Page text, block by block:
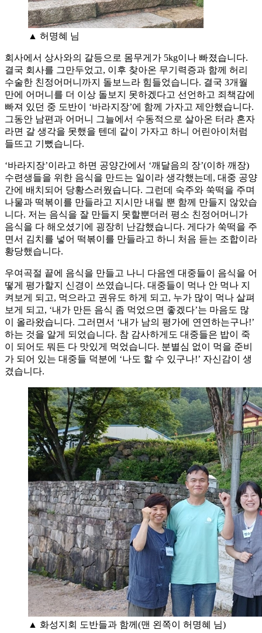
▲ 허명혜 님
회사에서 상사와의 갈등으로 몸무게가 5kg이나 빠졌습니다.
결국 회사를 그만두었고, 이후 찾아온 무기력증과 함께 허리
수술한 친정어머니까지 돌보느라 힘들었습니다. 결국 3개월
만에 어머니를 더 이상 돌보지 못하겠다고 선언하고 죄책감에
빠져 있던 중 도반이 ‘바라지장’에 함께 가자고 제안했습니다.
그동안 남편과 어머니 그늘에서 수동적으로 살아온 터라 혼자
라면 갈 생각을 못했을 텐데 같이 가자고 하니 어린아이처럼
들뜨고 기뻤습니다.
‘바라지장’이라고 하면 공양간에서 ‘깨달음의 장’(이하 깨장)
수련생들을 위한 음식을 만드는 일이라 생각했는데, 대중 공양
간에 배치되어 당황스러웠습니다. 그런데 숙주와 쑥떡을 주며
나물과 떡볶이를 만들라고 지시만 내릴 뿐 함께 만들지 않았습
니다. 저는 음식을 잘 만들지 못할뿐더러 평소 친정어머니가
음식을 다 해오셨기에 굉장히 난감했습니다. 게다가 쑥떡을 주
면서 김치를 넣어 떡볶이를 만들라고 하니 처음 듣는 조합이라
황당했습니다.
우여곡절 끝에 음식을 만들고 나니 다음엔 대중들이 음식을 어
떻게 평가할지 신경이 쓰였습니다. 대중들이 먹나 안 먹나 지
켜보게 되고, 먹으라고 권유도 하게 되고, 누가 많이 먹나 살펴
보게 되고, ‘내가 만든 음식 좀 먹었으면 좋겠다’는 마음도 많
이 올라왔습니다. 그러면서 ‘내가 남의 평가에 연연하는구나!’
하는 것을 알게 되었습니다. 참 감사하게도 대중들은 밥이 죽
이 되어도 뭐든 다 맛있게 먹었습니다. 분별심 없이 먹을 준비
가 되어 있는 대중들 덕분에 ‘나도 할 수 있구나!’ 자신감이 생
겼습니다.
▲ 화성지회 도반들과 함께(맨 왼쪽이 허명혜 님)